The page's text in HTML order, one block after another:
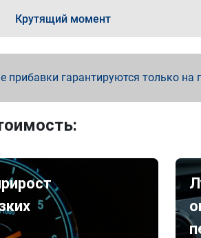
Крутящий момент
прибавки гарантируются только